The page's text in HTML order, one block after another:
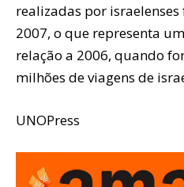
realizadas por
2007, o que representa
relação a 2006, quando
milhões de viagens de
UNOPress